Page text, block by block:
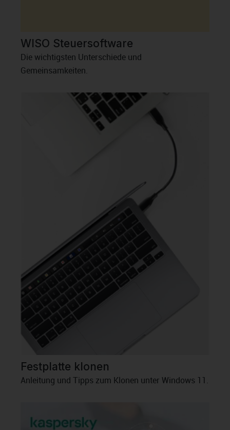
WISO Steuersoftware
Die wichtigsten Unterschiede und
Gemeinsamkeiten.
Festplatte klonen
Anleitung und Tipps zum Klonen unter Windows 11.